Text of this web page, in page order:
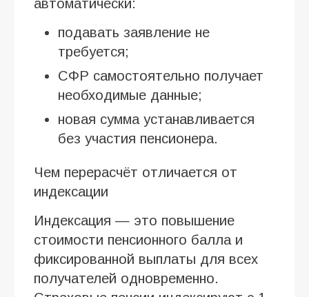
автоматически:
подавать заявление не
требуется;
СФР самостоятельно получает
необходимые данные;
новая сумма устанавливается
без участия пенсионера.
Чем перерасчёт отличается от
индексации
Индексация — это повышение
стоимости пенсионного балла и
фиксированной выплаты для всех
получателей одновременно.